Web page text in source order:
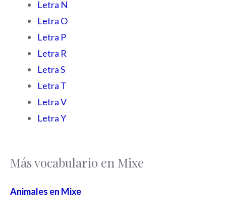
Letra N
Letra O
Letra P
Letra R
Letra S
Letra T
Letra V
Letra Y
Más vocabulario en Mixe
Animales en Mixe